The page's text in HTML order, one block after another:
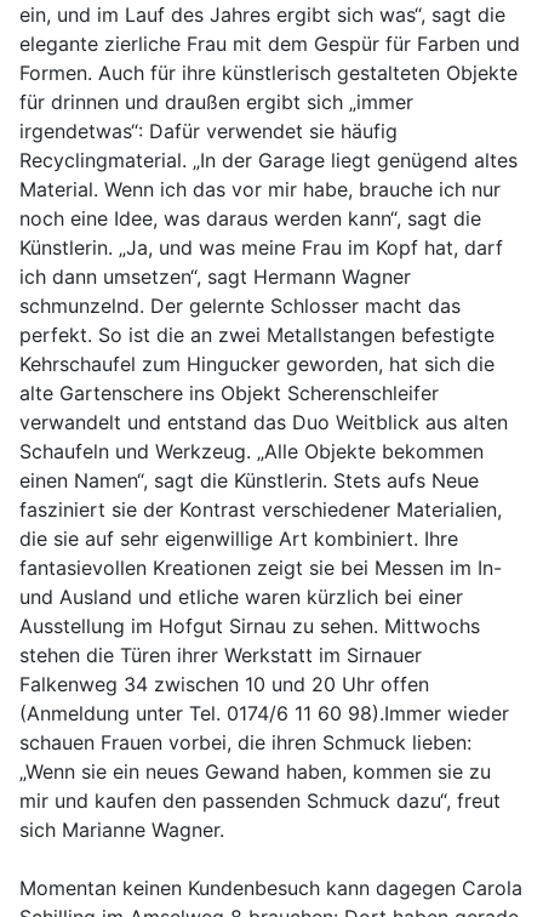
ein, und im Lauf des Jahres ergibt sich was“, sagt die
elegante zierliche Frau mit dem Gespür für Farben und
Formen. Auch für ihre künstlerisch gestalteten Objekte
für drinnen und draußen ergibt sich „immer
irgendetwas“: Dafür verwendet sie häufig
Recyclingmaterial. „In der Garage liegt genügend altes
Material. Wenn ich das vor mir habe, brauche ich nur
noch eine Idee, was daraus werden kann“, sagt die
Künstlerin. „Ja, und was meine Frau im Kopf hat, darf
ich dann umsetzen“, sagt Hermann Wagner
schmunzelnd. Der gelernte Schlosser macht das
perfekt. So ist die an zwei Metallstangen befestigte
Kehrschaufel zum Hingucker geworden, hat sich die
alte Gartenschere ins Objekt Scherenschleifer
verwandelt und entstand das Duo Weitblick aus alten
Schaufeln und Werkzeug. „Alle Objekte bekommen
einen Namen“, sagt die Künstlerin. Stets aufs Neue
fasziniert sie der Kontrast verschiedener Materialien,
die sie auf sehr eigenwillige Art kombiniert. Ihre
fantasievollen Kreationen zeigt sie bei Messen im In-
und Ausland und etliche waren kürzlich bei einer
Ausstellung im Hofgut Sirnau zu sehen. Mittwochs
stehen die Türen ihrer Werkstatt im Sirnauer
Falkenweg 34 zwischen 10 und 20 Uhr offen
(Anmeldung unter Tel. 0174/6 11 60 98).Immer wieder
schauen Frauen vorbei, die ihren Schmuck lieben:
„Wenn sie ein neues Gewand haben, kommen sie zu
mir und kaufen den passenden Schmuck dazu“, freut
sich Marianne Wagner.
Momentan keinen Kundenbesuch kann dagegen Carola